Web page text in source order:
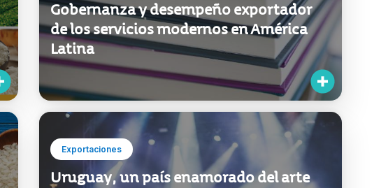
Gobernanza y desempeño exportador
de los servicios modernos en América
Latina
Exportaciones
Uruguay, un país enamorado del arte